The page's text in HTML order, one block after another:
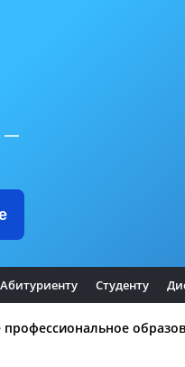
—
Абитуриенту Студенту